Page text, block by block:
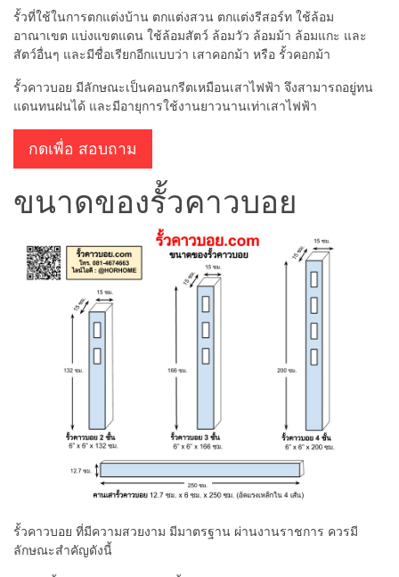
รั้วที่ใช้ในการตกแต่งบ้าน ตกแต่งสวน ตกแต่งรีสอร์ท ใช้ล้อม
อาณาเขต แบ่งแขตแดน ใช้ล้อมสัตว์ ล้อมวัว ล้อมม้า ล้อมแกะ และ
สัตว์อื่นๆ และมีชื่อเรียกอีกแบบว่า เสาคอกม้า หรือ รั้วคอกม้า
รั้วคาวบอย มีลักษณะเป็นคอนกรีตเหมือนเสาไฟฟ้า จึงสามารถอยู่ทน
แดนทนฝนได้ และมีอายุการใช้งานยาวนานเท่าเสาไฟฟ้า
กดเพื่อ สอบถาม
ขนาดของรั้วคาวบอย
รั้วคาวบอย ที่มีความสวยงาม มีมาตรฐาน ผ่านงานราชการ ควรมี
ลักษณะสำคัญดังนี้